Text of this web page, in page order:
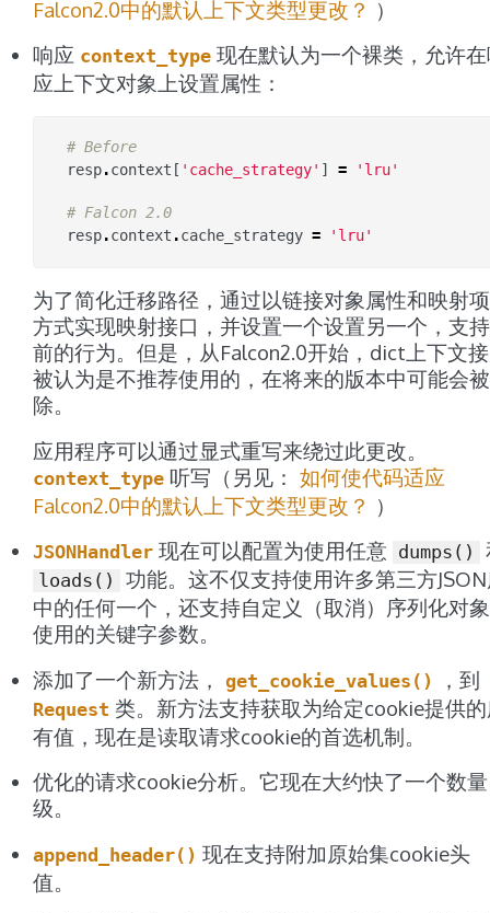
Falcon2.0中的默认上下文类型更改？ ）
响应 context_type 现在默认为一个裸类，允许
应上下文对象上设置属性：
# Before
resp.context [ 'cache_strategy' ] = 'lru'
# Falcon 2.0
resp.context .cache_strategy = 'lru'
为了简化迁移路径，通过以链接对象属性和映射
方式实现映射接口，并设置一个设置另一个，支
前的行为。但是，从Falcon2.0开始，dict上下文
被认为是不推荐使用的，在将来的版本中可能会
除。
应用程序可以通过显式重写来绕过此更改。
context_type 听写（另见： 如何使代码适应
Falcon2.0中的默认上下文类型更改？ ）
JSONHandler 现在可以配置为使用任意 dumps()
loads()
功能。这不仅支持使用许多第三方
中的任何一个，还支持自定义（取消）序列化对
使用的关键字参数。
添加了一个新方法， get_cookie_values() ，到
Request 类。新方法支持获取为给定cookie提供
有值，现在是读取请求cookie的首选机制。
优化的请求cookie分析。它现在大约快了一个数量
级。
append_header() 现在支持附加原始集cookie头
值。